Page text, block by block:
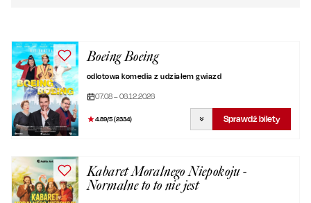
Boeing Boeing
odlotowa komedia z udziałem gwiazd
07.08 – 06.12.2026
4.89/5 (2334) Sprawdź bilety
Kabaret Moralnego Niepokoju -
Normalne to to nie jest